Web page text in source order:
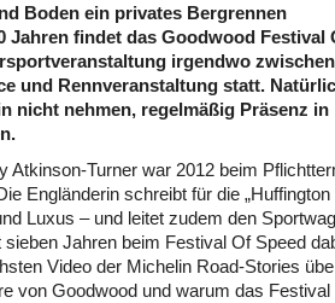
Boden ein privates Bergrennen
Jahren findet das Goodwood Festival
irgendwo zwischen
und Rennveranstaltung statt.
nicht nehmen, regelmäßig Präsenz in
Atkinson-Turner war 2012 beim
Engländerin schreibt für die „Huffington
Luxus – und leitet zudem den
sieben Jahren beim Festival Of Speed
Video der Michelin Road-Stories
von Goodwood und warum das Festival